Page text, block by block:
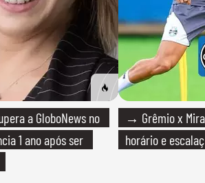
a GloboNews no
1 ano após ser
→ Grêmio x
horário e